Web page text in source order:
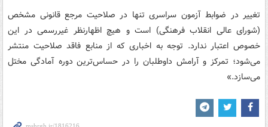
تغییر در ضوابط آزمون سراسری تنها در صلاحیت مرجع قانونی مشخص
(شورای عالی انقلاب فرهنگی) است و هیچ اظهارنظر غیررسمی در این
خصوص اعتبار ندارد. توجه به اخباری که از منابع فاقد صلاحیت منتشر
می‌شود؛ تمرکز و آرامش داوطلبان را در حساس‌ترین دوره آمادگی مختل
می‌سازد.»